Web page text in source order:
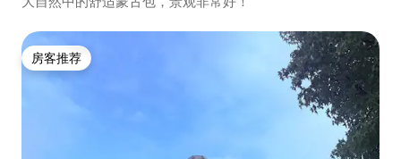
房客推荐
房客推荐